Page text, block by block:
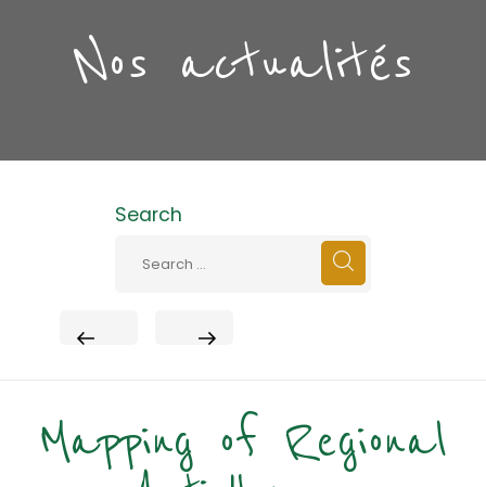
Nos actualités
Search
NEXT
Mapping of Regional